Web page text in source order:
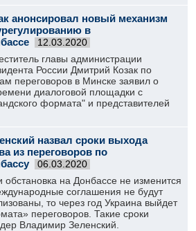
анонсировал новый механизм
в
12.03.2020
главы администрации
России Дмитрий Козак по
переговоров в Минске заявил о
диалоговой площадки с
формата" и представителей
назвал сроки выхода
из переговоров по
06.03.2020
обстановка на Донбассе не изменится
соглашения не будут
то через год Украина выйдет
переговоров. Такие сроки
Владимир Зеленский.